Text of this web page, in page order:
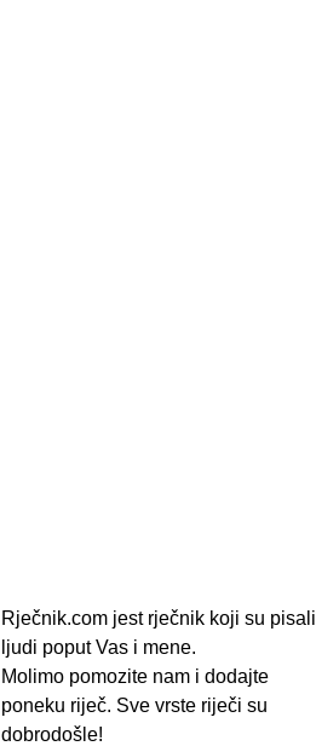
Rječnik.com jest rječnik koji su pisali
ljudi poput Vas i mene.
Molimo pomozite nam i dodajte
poneku riječ. Sve vrste riječi su
dobrodošle!